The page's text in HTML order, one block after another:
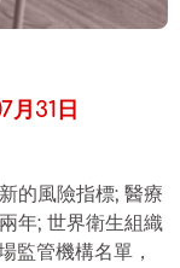
月31日
的風險指標; 醫療
年; 世界衛生組織
監管機構名單，